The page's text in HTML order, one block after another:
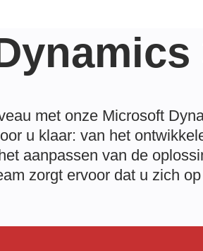
met onze Microsoft
u klaar: van het
aanpassen van de
zorgt ervoor dat u zich